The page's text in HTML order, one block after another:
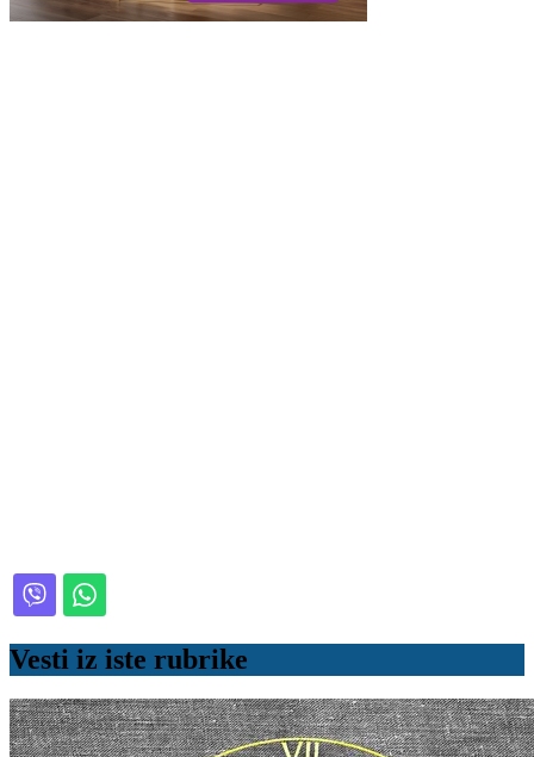
Vesti iz iste rubrike